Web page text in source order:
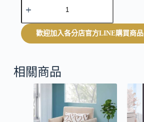
e
r
n
e
:
歡迎加入各分店官方LINE購買商品
相關商品